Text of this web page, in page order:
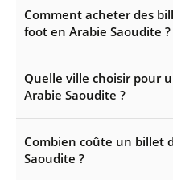
Comment acheter des
foot en Arabie Saoudite ?
Quelle ville choisir pour
Arabie Saoudite ?
Combien coûte un billet
Saoudite ?